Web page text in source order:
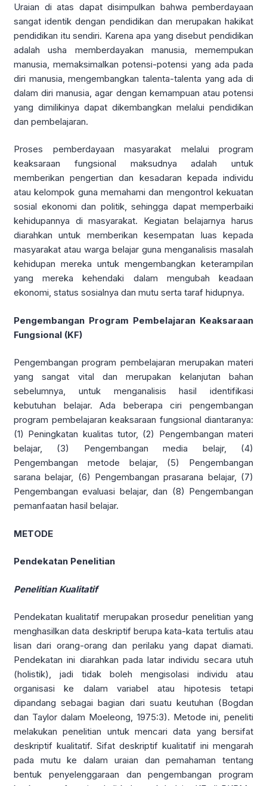
Uraian di atas dapat disimpulkan bahwa pemberdayaan
sangat identik dengan pendidikan dan merupakan hakikat
pendidikan itu sendiri. Karena apa yang disebut pendidikan
adalah usha memberdayakan manusia, memempukan
manusia, memaksimalkan potensi-potensi yang ada pada
diri manusia, mengembangkan talenta-talenta yang ada di
dalam diri manusia, agar dengan kemampuan atau potensi
yang dimilikinya dapat dikembangkan melalui pendidikan
dan pembelajaran.
Proses pemberdayaan masyarakat melalui program
keaksaraan fungsional maksudnya adalah untuk
memberikan pengertian dan kesadaran kepada individu
atau kelompok guna memahami dan mengontrol kekuatan
sosial ekonomi dan politik, sehingga dapat memperbaiki
kehidupannya di masyarakat. Kegiatan belajarnya harus
diarahkan untuk memberikan kesempatan luas kepada
masyarakat atau warga belajar guna menganalisis masalah
kehidupan mereka untuk mengembangkan keterampilan
yang mereka kehendaki dalam mengubah keadaan
ekonomi, status sosialnya dan mutu serta taraf hidupnya.
Pengembangan Program Pembelajaran Keaksaraan
Fungsional (KF)
Pengembangan program pembelajaran merupakan materi
yang sangat vital dan merupakan kelanjutan bahan
sebelumnya, untuk menganalisis hasil identifikasi
kebutuhan belajar. Ada beberapa ciri pengembangan
program pembelajaran keaksaraan fungsional diantaranya:
(1) Peningkatan kualitas tutor, (2) Pengembangan materi
belajar, (3) Pengembangan media belajr, (4)
Pengembangan metode belajar, (5) Pengembangan
sarana belajar, (6) Pengembangan prasarana belajar, (7)
Pengembangan evaluasi belajar, dan (8) Pengembangan
pemanfaatan hasil belajar.
METODE
Pendekatan Penelitian
Penelitian Kualitatif
Pendekatan kualitatif merupakan prosedur penelitian yang
menghasilkan data deskriptif berupa kata-kata tertulis atau
lisan dari orang-orang dan perilaku yang dapat diamati.
Pendekatan ini diarahkan pada latar individu secara utuh
(holistik), jadi tidak boleh mengisolasi individu atau
organisasi ke dalam variabel atau hipotesis tetapi
dipandang sebagai bagian dari suatu keutuhan (Bogdan
dan Taylor dalam Moeleong, 1975:3). Metode ini, peneliti
melakukan penelitian untuk mencari data yang bersifat
deskriptif kualitatif. Sifat deskriptif kualitatif ini mengarah
pada mutu ke dalam uraian dan pemahaman tentang
bentuk penyelenggaraan dan pengembangan program